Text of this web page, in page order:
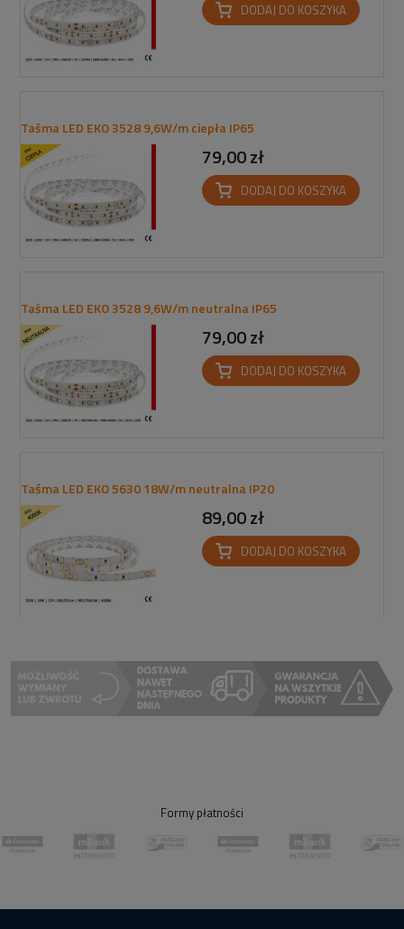
DODAJ DO KOSZYKA
Taśma LED EKO 3528 9,6W/m ciepła IP65
79,00 zł
DODAJ DO KOSZYKA
Taśma LED EKO 3528 9,6W/m neutralna IP65
79,00 zł
DODAJ DO KOSZYKA
Taśma LED EKO 5630 18W/m neutralna IP20
89,00 zł
DODAJ DO KOSZYKA
Formy płatności